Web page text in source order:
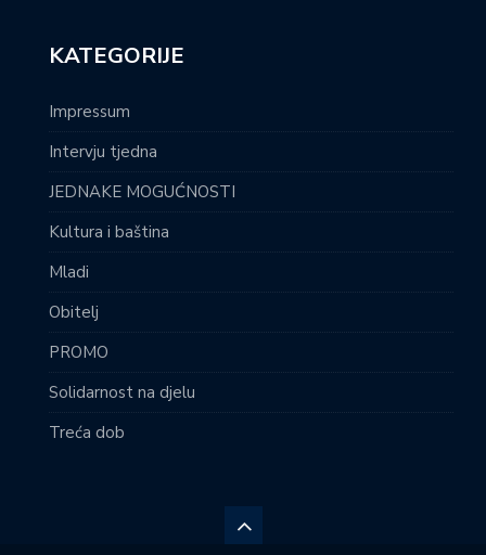
KATEGORIJE
Impressum
Intervju tjedna
JEDNAKE MOGUĆNOSTI
Kultura i baština
Mladi
Obitelj
PROMO
Solidarnost na djelu
Treća dob